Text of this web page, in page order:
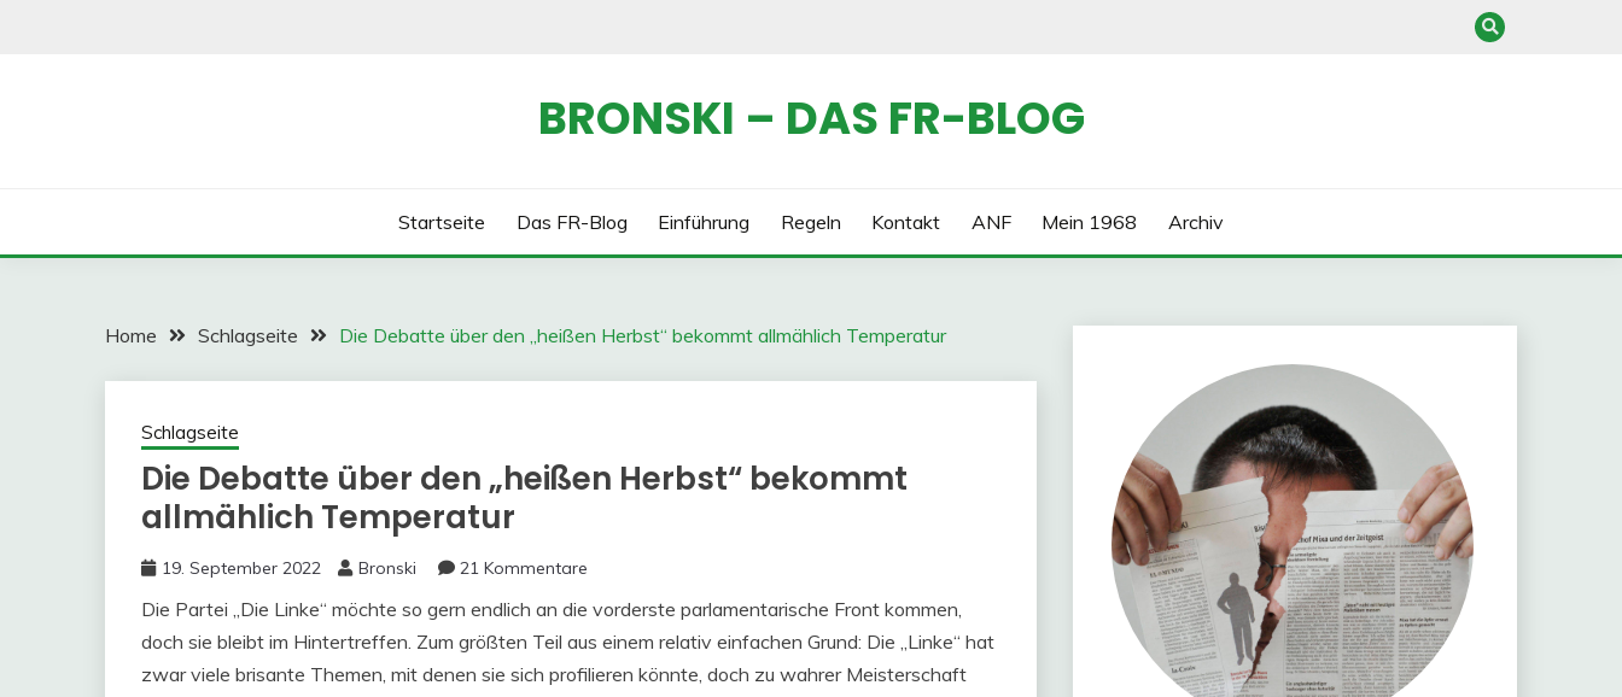
BRONSKI – DAS FR-BLOG
Startseite Das FR-Blog Einführung Regeln Kontakt ANF Mein 1968 Archiv
Home Schlagseite Die Debatte über den „heißen Herbst“ bekommt allmählich Temperatur
Schlagseite
Die Debatte über den „heißen Herbst“ bekommt
allmählich Temperatur
19. September 2022 Bronski 21 Kommentare
Die Partei „Die Linke“ möchte so gern endlich an die vorderste parlamentarische Front kommen,
doch sie bleibt im Hintertreffen. Zum größten Teil aus einem relativ einfachen Grund: Die „Linke“ hat
zwar viele brisante Themen, mit denen sie sich profilieren könnte, doch zu wahrer Meisterschaft